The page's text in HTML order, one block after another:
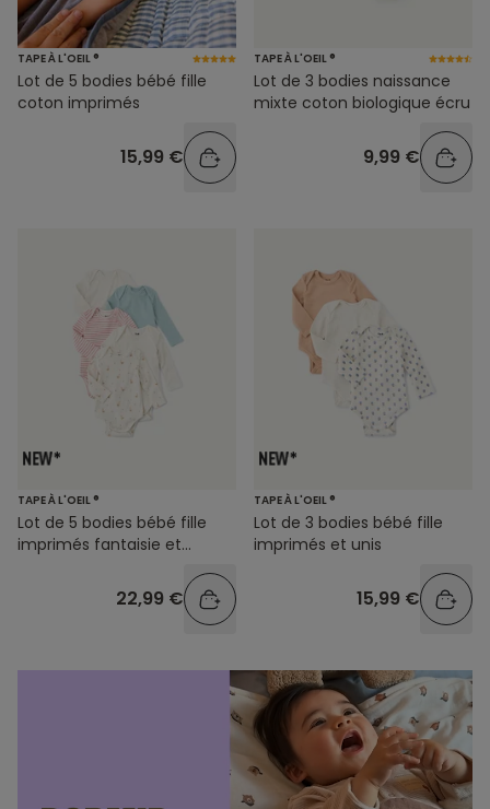
TAPE À L'OEIL ®
Lot de 5 bodies bébé fille
coton imprimés
15,99 €
TAPE À L'OEIL ®
Lot de 3 bodies naissance
mixte coton biologique écru
9,99 €
TAPE À L'OEIL ®
Lot de 5 bodies bébé fille
imprimés fantaisie et
22,99 €
TAPE À L'OEIL ®
Lot de 3 bodies bébé fille
imprimés et unis
15,99 €